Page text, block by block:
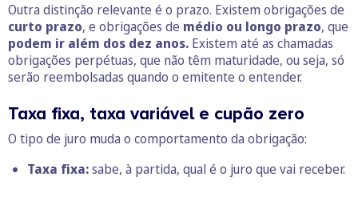
Outra distinção relevante é o prazo. Existem obrigações de
curto prazo, e obrigações de médio ou longo prazo, que
podem ir além dos dez anos. Existem até as chamadas
obrigações perpétuas, que não têm maturidade, ou seja, só
serão reembolsadas quando o emitente o entender.
Taxa fixa, taxa variável e cupão zero
O tipo de juro muda o comportamento da obrigação:
Taxa fixa:sabe, à partida, qual é o juro que vai receber.